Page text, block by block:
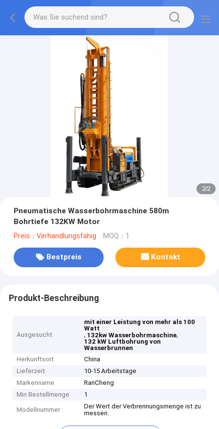
2/2
Pneumatische Wasserbohrmaschine 580m
Bohrtiefe 132KW Motor
Preis：Verhandlungsfähig MOQ：1
Bestpreis Kontakt
Produkt-Beschreibung
Ausgesucht
mit einer Leistung von mehr als 100
Watt
, 132kw Wasserbohrmaschine,
132 kW Luftbohrung von
Wasserbrunnen
Herkunftsort
China
Lieferzeit
10-15 Arbeitstage
Markenname
RanCheng
Min Bestellmenge
1
Modellnummer
Der Wert der Verbrennungsmenge ist zu
messen.